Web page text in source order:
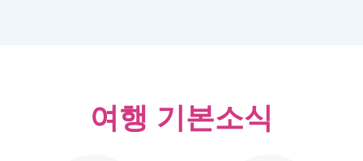
여행 기본소식